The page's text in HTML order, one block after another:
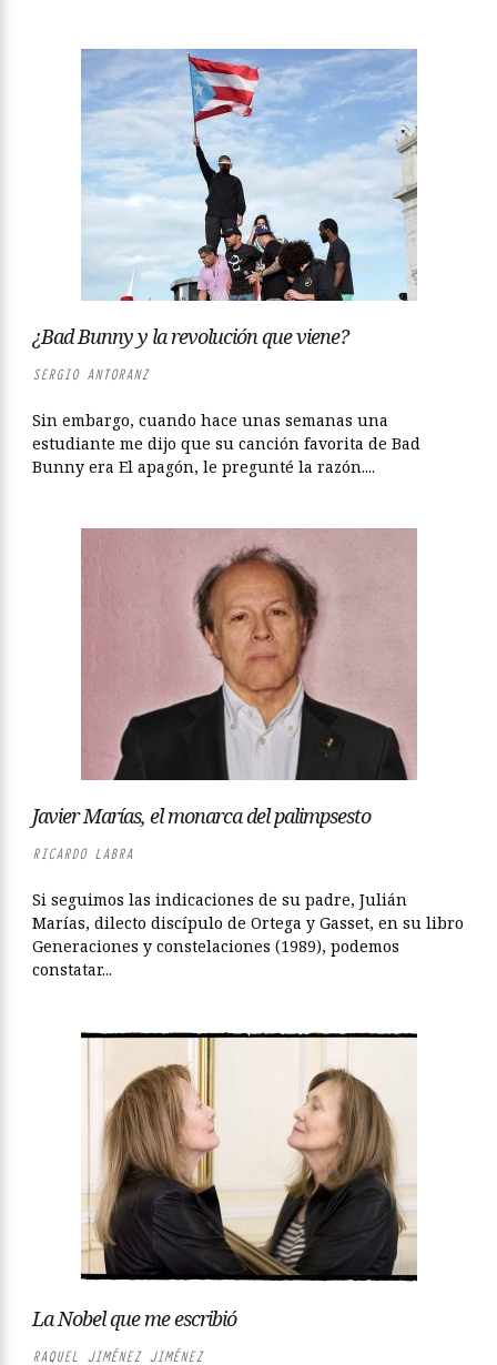
¿Bad Bunny y la revolución que viene?
SERGIO ANTORANZ
Sin embargo, cuando hace unas semanas una
estudiante me dijo que su canción favorita de Bad
Bunny era El apagón, le pregunté la razón....
Javier Marías, el monarca del palimpsesto
RICARDO LABRA
Si seguimos las indicaciones de su padre, Julián
Marías, dilecto discípulo de Ortega y Gasset, en su libro
Generaciones y constelaciones (1989), podemos
constatar...
La Nobel que me escribió
RAQUEL JIMÉNEZ JIMÉNEZ